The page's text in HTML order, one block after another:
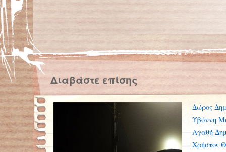
Διαβάστε επίσης
Δώρος
Υβόννη
Αγαθή
Χρήστος